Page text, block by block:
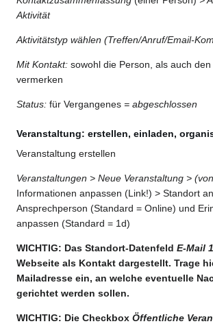
Aktivität
Aktivitätstyp wählen (Treffen/Anruf/Email-
Mit Kontakt: sowohl die Person, als auch
vermerken
Status: für Vergangenes = abgeschlossen
Veranstaltung: erstellen, einladen,
Veranstaltung erstellen
Veranstaltungen > Neue Veranstaltung >
Informationen anpassen (Link!) > Standort
Ansprechperson (Standard = Online) und
anpassen (Standard = 1d)
WICHTIG: Das Standort-Datenfeld E-Mail 1
Webseite als Kontakt dargestellt. Trage
Mailadresse ein, an welche eventuelle
gerichtet werden sollen.
WICHTIG: Die Checkbox Öffentliche